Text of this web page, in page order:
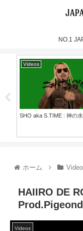
NO.1
Videos
SHO aka S.TIME : 神の水
ホーム
HAIIRO DE
Videos